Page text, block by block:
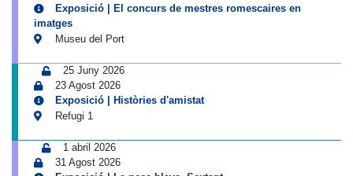
Exposició | El concurs de mestres romescaires en
imatges
Museu del Port
25 Juny 2026
23 Agost 2026
Exposició | Històries d'amistat
Refugi 1
1 abril 2026
31 Agost 2026